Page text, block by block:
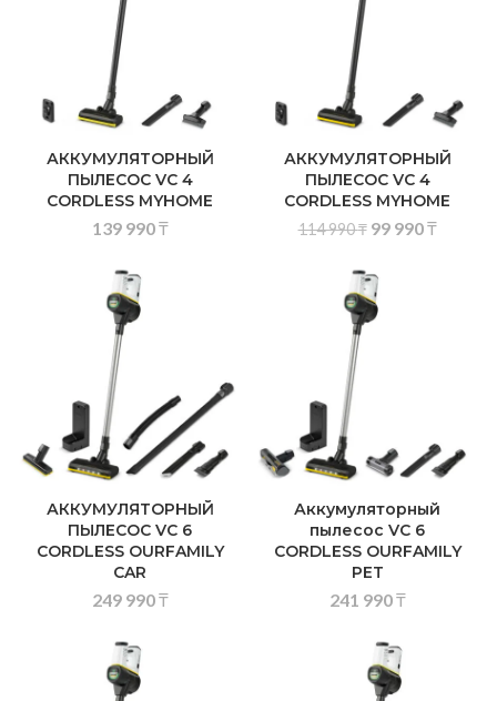
АККУМУЛЯТОРНЫЙ
ПЫЛЕСОС VC 4
CORDLESS MYHOME
139 990₸
АККУМУЛЯТОРНЫЙ
ПЫЛЕСОС VC 4
CORDLESS MYHOME
114 990₸ 99 990₸
АККУМУЛЯТОРНЫЙ
ПЫЛЕСОС VC 6
CORDLESS OURFAMILY
CAR
249 990₸
Аккумуляторный
пылесос VC 6
CORDLESS OURFAMILY
PET
241 990₸